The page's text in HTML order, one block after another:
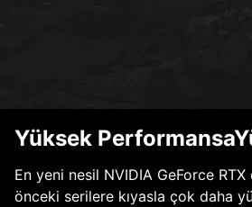
Yüksek
En yeni nesil NVIDIA GeForce
önceki serilere kıyasla çok daha